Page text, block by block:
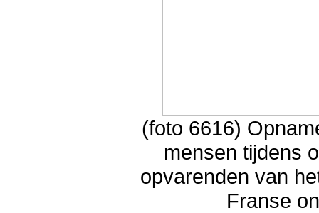
(foto 6616)
mensen tijdens
opvarenden van
Franse